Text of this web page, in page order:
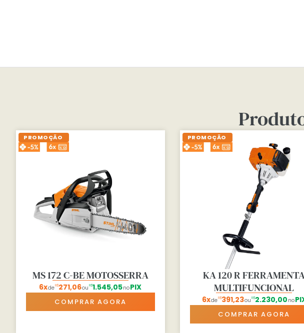
MS 172 C-BE MOTOSSERRA
6xdeR$271,06ou R$1.545,05noPIX
COMPRAR AGORA
PROMOÇÃO
KA 120 R
MULTIFUNCIONAL
6xdeR$391,23ou R$2.230,00 no
COMPRAR AGORA
PROMOÇÃO